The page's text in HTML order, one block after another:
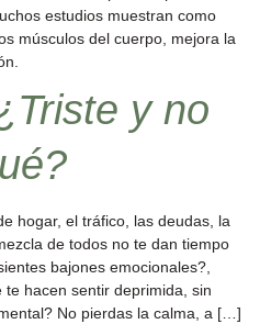
estudios muestran como
músculos del cuerpo, mejora la
y no
hogar, el tráfico, las deudas, la
de todos no te dan tiempo
bajones emocionales?,
hacen sentir deprimida, sin
No pierdas la calma, a […]